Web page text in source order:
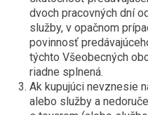
dvoch pracovných dní
služby, v opačnom
povinnosť
týchto Všeobecných
riadne splnená.
Ak kupujúci nevznesie
alebo služby a